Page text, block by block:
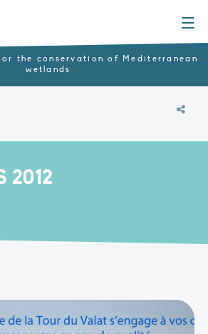
the conservation of Mediterranean
wetlands
2012